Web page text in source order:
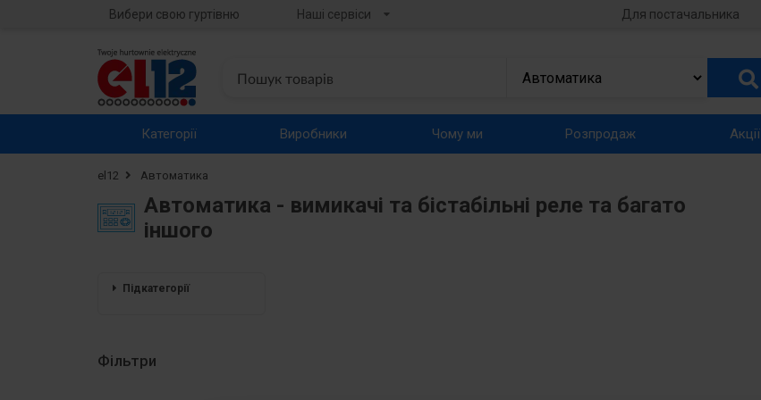
Вибери свою гуртівню Наші сервіси Для постачальника
Категорії Виробники Чому ми Розпродаж Акції
el12 Автоматика
Автоматика - вимикачі та бістабільні реле та багато
іншого
Підкатегорії
Фільтри